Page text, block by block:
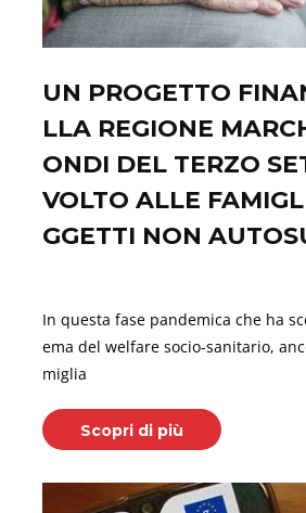
UN PROGETTO
LLA REGIONE
ONDI DEL TERZO
VOLTO ALLE
GGETTI NON
In questa fase pandemica che ha
ema del welfare socio-sanitario,
miglia
Scopri di più